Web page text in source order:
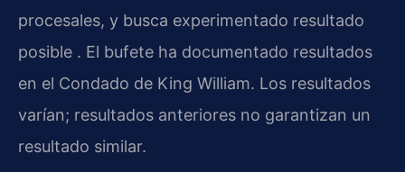
procesales, y busca experimentado resultado
posible . El bufete ha documentado resultados
en el Condado de King William. Los resultados
varían; resultados anteriores no garantizan un
resultado similar.